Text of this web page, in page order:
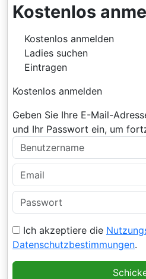
Kostenlos
Kostenlos anmelden
Ladies suchen
Eintragen
Kostenlos anmelden
Geben Sie Ihre E-Mail-
und Ihr Passwort ein, um
Ich akzeptiere die
Datenschutzbestimmungen.